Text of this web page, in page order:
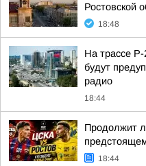
Ростовской
18:48
На трассе
будут
радио
18:44
Продолжит
18:44